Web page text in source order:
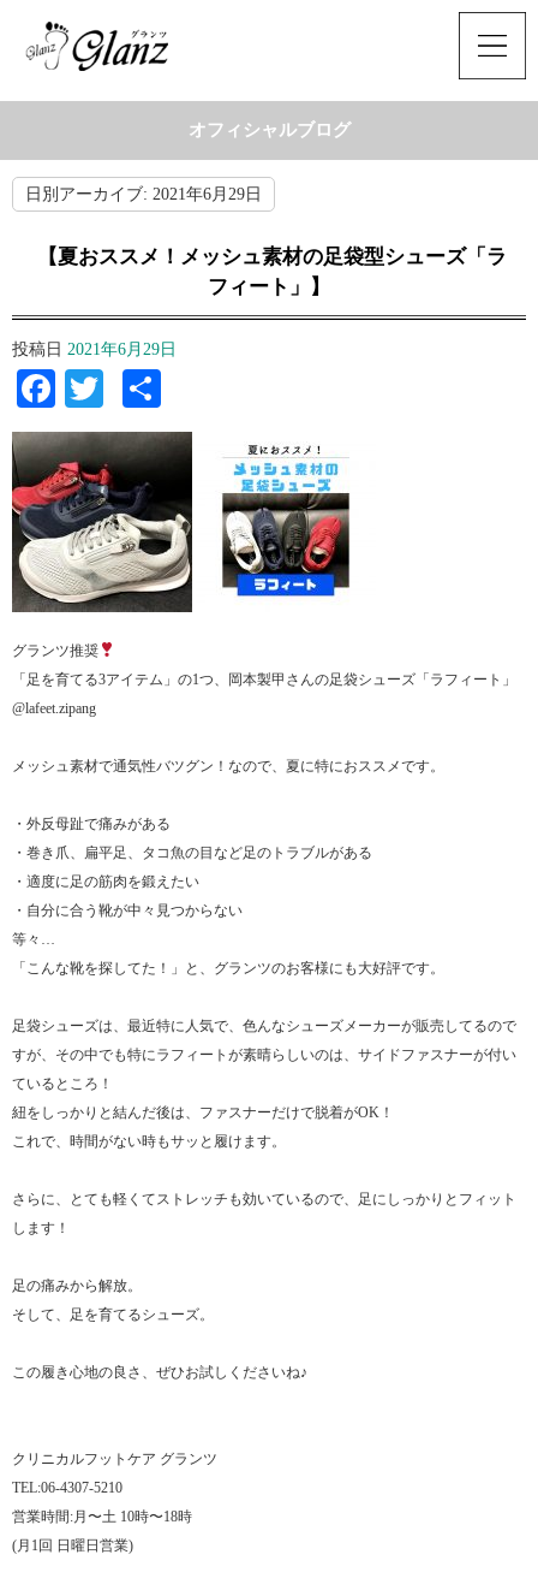
オフィシャルブログ
日別アーカイブ: 2021年6月29日
⁡ 【夏おススメ！メッシュ素材の足袋型シューズ「ラ
フィート」】
投稿日 2021年6月29日
Facebook
Twitter
有
グランツ推奨
「足を育てる3アイテム」の1つ、岡本製甲さんの足袋シューズ「ラフィート」
@lafeet.zipang
メッシュ素材で通気性バツグン！なので、夏に特におススメです。
・外反母趾で痛みがある
・巻き爪、扁平足、タコ魚の目など足のトラブルがある
・適度に足の筋肉を鍛えたい
・自分に合う靴が中々見つからない
等々…
「こんな靴を探してた！」と、グランツのお客様にも大好評です。
足袋シューズは、最近特に人気で、色んなシューズメーカーが販売してるので
すが、その中でも特にラフィートが素晴らしいのは、サイドファスナーが付い
ているところ！
紐をしっかりと結んだ後は、ファスナーだけで脱着がOK！
これで、時間がない時もサッと履けます。
さらに、とても軽くてストレッチも効いているので、足にしっかりとフィット
します！
足の痛みから解放。
そして、足を育てるシューズ。
この履き心地の良さ、ぜひお試しくださいね♪
クリニカルフットケア グランツ
TEL:06-4307-5210
営業時間:月〜土 10時〜18時
(月1回 日曜日営業)